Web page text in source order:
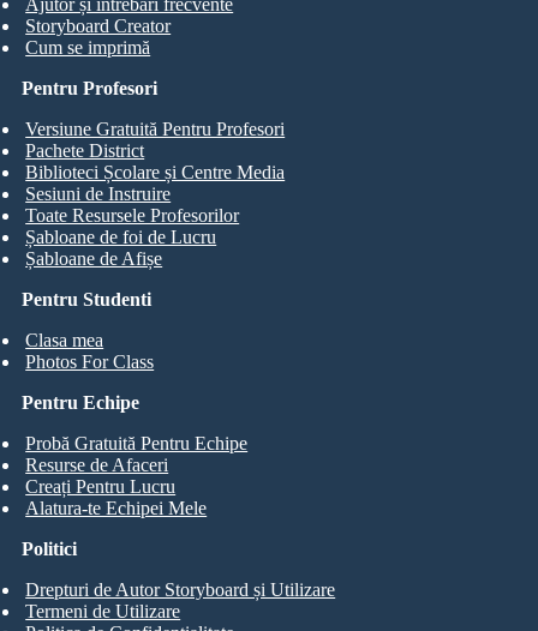
Ajutor și întrebări frecvente
Storyboard Creator
Cum se imprimă
Pentru Studenti
Clasa mea
Photos For Class
Pentru Profesori
Versiune Gratuită Pentru Profesori
Pachete District
Biblioteci Școlare și Centre Media
Sesiuni de Instruire
Toate Resursele Profesorilor
Șabloane de foi de Lucru
Șabloane de Afișe
Pentru Echipe
Probă Gratuită Pentru Echipe
Resurse de Afaceri
Creați Pentru Lucru
Alatura-te Echipei Mele
Politici
Drepturi de Autor Storyboard și Utilizare
Termeni de Utilizare